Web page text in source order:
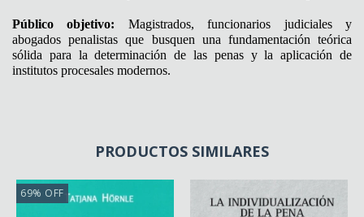
Público objetivo: Magistrados, funcionarios judiciales y
abogados penalistas que busquen una fundamentación teórica
sólida para la determinación de las penas y la aplicación de
institutos procesales modernos.
PRODUCTOS SIMILARES
69% OFF